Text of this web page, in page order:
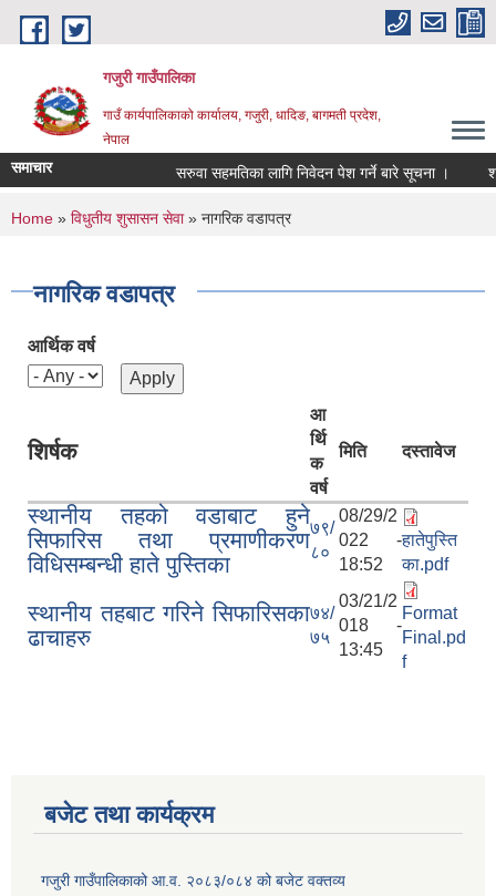
Skip to main content
गजुरी गाउँपालिका
गाउँ कार्यपालिकाको कार्यालय, गजुरी, धादिङ, बागमती प्रदेश,
नेपाल
समाचार सरुवा सहमतिका लागि निवेदन पेश गर्ने बारे सूचना ।
You are here
Home » विधुतीय शुसासन सेवा» नागरिक वडापत्र
नागरिक वडापत्र
आर्थिक वर्ष
शिर्षक
आ
र्थि
क
वर्ष
मिति दस्तावेज
स्थानीय तहको वडाबाट हुने
सिफारिस तथा प्रमाणीकरण
विधिसम्बन्धी हाते पुस्तिका
७९/
८०
08/29/2
022 -
18:52
हातेपुस्ति
का.pdf
स्थानीय तहबाट गरिने सिफारिसका
ढाचाहरु
७४/
७५
03/21/2
018 -
13:45
Format
Final.pd
f
बजेट तथा कार्यक्रम
गजुरी गाउँपालिकाको आ.व. २०८३/०८४ को बजेट वक्तव्य